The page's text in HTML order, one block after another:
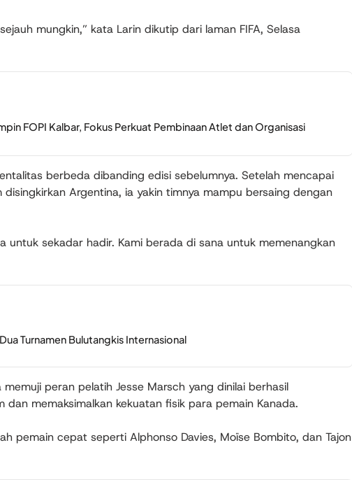
mungkin,” kata Larin dikutip dari laman FIFA, Selasa
FOPI Kalbar, Fokus Perkuat Pembinaan Atlet dan Organisasi
berbeda dibanding edisi sebelumnya. Setelah mencapai
Argentina, ia yakin timnya mampu bersaing dengan
untuk sekadar hadir. Kami berada di sana untuk memenangkan
Turnamen Bulutangkis Internasional
peran pelatih Jesse Marsch yang dinilai berhasil
dan memaksimalkan kekuatan fisik para pemain Kanada.
pemain cepat seperti Alphonso Davies, Moïse Bombito, dan Tajon